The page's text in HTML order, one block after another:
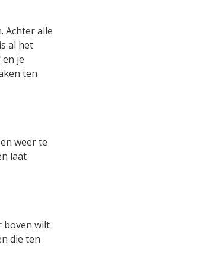
Achter alle
al het
je
ten
weer te
laat
boven wilt
die ten